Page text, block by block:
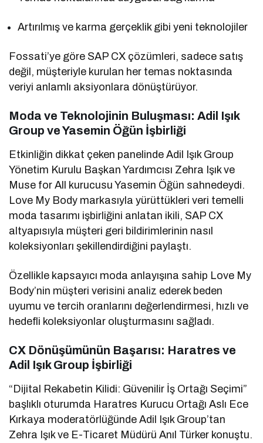
Artırılmış ve karma gerçeklik gibi yeni teknolojiler
Fossati’ye göre SAP CX çözümleri, sadece satış
değil, müşteriyle kurulan her temas noktasında
veriyi anlamlı aksiyonlara dönüştürüyor.
Moda ve Teknolojinin Buluşması: Adil Işık
Group ve Yasemin Öğün İşbirliği
Etkinliğin dikkat çeken panelinde Adil Işık Group
Yönetim Kurulu Başkan Yardımcısı Zehra Işık ve
Muse for All kurucusu Yasemin Öğün sahnedeydi.
Love My Body markasıyla yürüttükleri veri temelli
moda tasarımı işbirliğini anlatan ikili, SAP CX
altyapısıyla müşteri geri bildirimlerinin nasıl
koleksiyonları şekillendirdiğini paylaştı.
Özellikle kapsayıcı moda anlayışına sahip Love My
Body’nin müşteri verisini analiz ederek beden
uyumu ve tercih oranlarını değerlendirmesi, hızlı ve
hedefli koleksiyonlar oluşturmasını sağladı.
CX Dönüşümünün Başarısı: Haratres ve
Adil Işık Group İşbirliği
“Dijital Rekabetin Kilidi: Güvenilir İş Ortağı Seçimi”
başlıklı oturumda Haratres Kurucu Ortağı Aslı Ece
Kırkaya moderatörlüğünde Adil Işık Group’tan
Zehra Işık ve E-Ticaret Müdürü Anıl Türker konuştu.